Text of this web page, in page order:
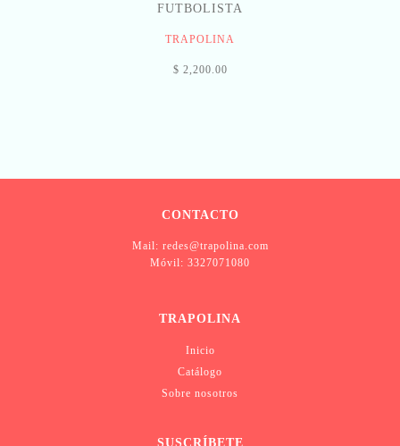
FUTBOLISTA
TRAPOLINA
$ 2,200.00
CONTACTO
Mail: redes@trapolina.com
Móvil: 3327071080
TRAPOLINA
Inicio
Catálogo
Sobre nosotros
SUSCRÍBETE